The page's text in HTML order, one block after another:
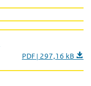
PDF | 297,16 kB